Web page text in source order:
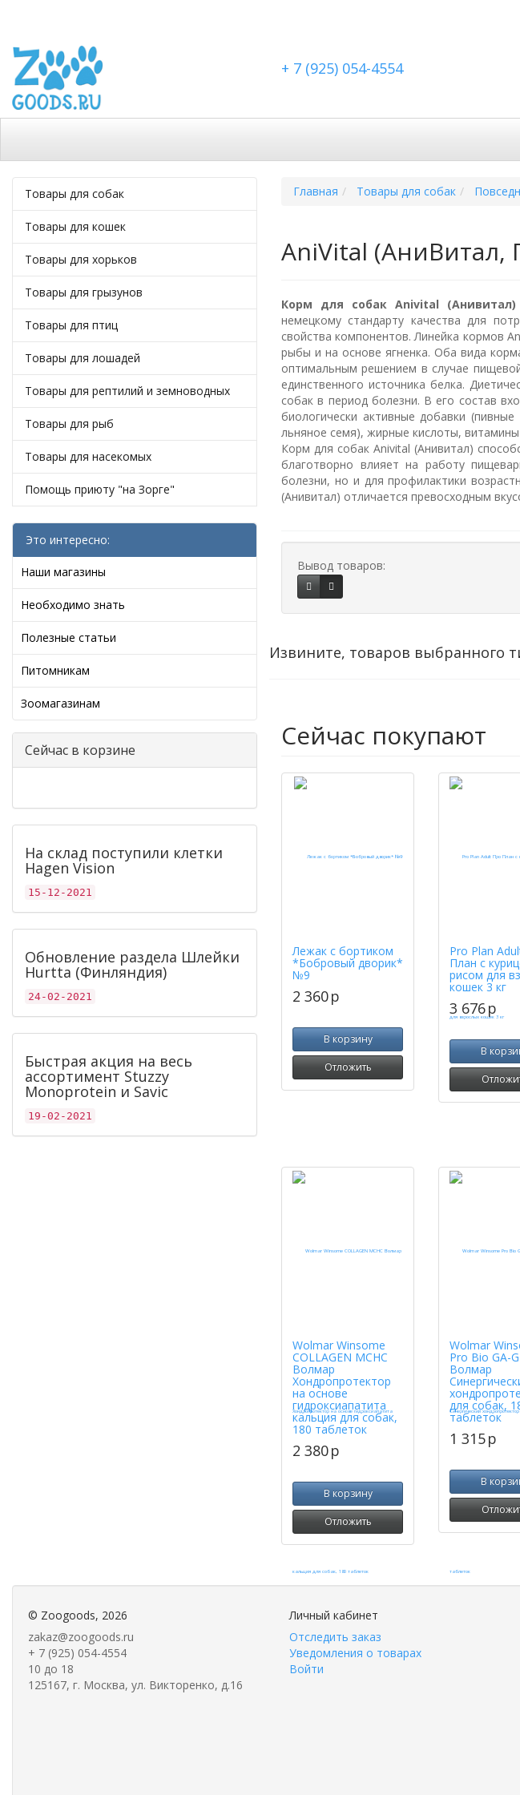
+ 7 (925) 054-4554
Товары для собак
Товары для кошек
Товары для хорьков
Товары для грызунов
Товары для птиц
Товары для лошадей
Товары для рептилий и земноводных
Товары для рыб
Товары для насекомых
Помощь приюту "на Зорге"
Это интересно:
Наши магазины
Необходимо знать
Полезные статьи
Питомникам
Зоомагазинам
Сейчас в корзине
На склад поступили клетки
Hagen Vision
15-12-2021
Обновление раздела Шлейки
Hurtta (Финляндия)
24-02-2021
Быстрая акция на весь
ассортимент Stuzzy
Monoprotein и Savic
19-02-2021
Главная Товары для собак
AniVital (АниВитал,
Корм для собак Anivital (Анивитал)
немецкому стандарту качества для
свойства компонентов. Линейка кормов
рыбы и на основе ягненка. Оба вида
оптимальным решением в случае
единственного источника белка.
собак в период болезни. В его состав
биологически активные добавки
льняное семя), жирные кислоты,
Корм для собак Anivital (Анивитал)
благотворно влияет на работу
болезни, но и для профилактики
(Анивитал) отличается превосходным
Вывод товаров:
Извините, товаров выбранного
Сейчас покупают
Лежак с бортиком
*Бобровый дворик*
№9
2 360p
В корзину
Отложить
Pro Plan
План с
рисом для
кошек 3 кг
3 676p
В
Wolmar Winsome
COLLAGEN MCHC
Волмар
Хондропротектор
на основе
гидроксиапатита
кальция для собак,
180 таблеток
2 380p
В корзину
Отложить
Wolmar
Pro Bio GA-
Волмар
для собак,
таблеток
1 315p
В
© Zoogoods, 2026
zakaz@zoogoods.ru
+ 7 (925) 054-4554
10 до 18
125167, г. Москва, ул. Викторенко, д.16
Личный кабинет
Отследить заказ
Уведомления о товарах
Войти